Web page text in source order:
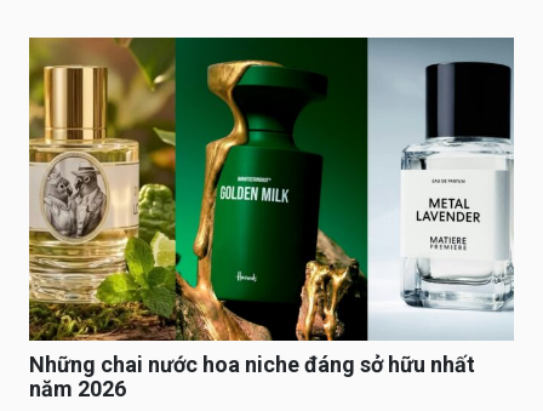
Những chai nước hoa niche đáng sở hữu nhất
năm 2026